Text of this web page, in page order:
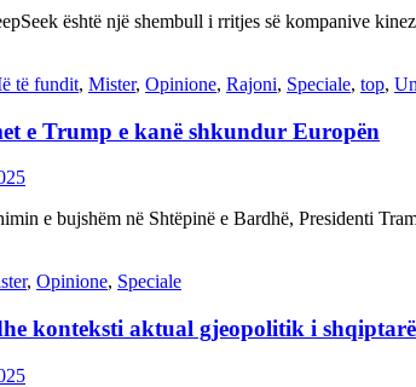
është një shembull i rritjes së kompanive
të fundit, Mister, Opinione, Rajoni, Speciale, top,
e Trump e kanë shkundur Europën
e bujshëm në Shtëpinë e Bardhë, Presidenti
, Opinione, Speciale
konteksti aktual gjeopolitik i